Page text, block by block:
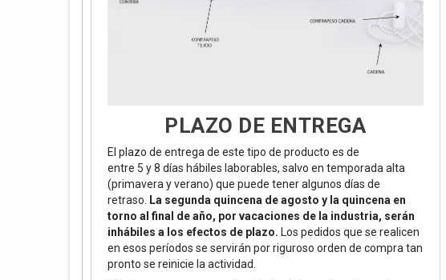
PLAZO DE ENTREGA
El plazo de entrega de este tipo de producto es de
entre 5 y 8 días hábiles laborables, salvo en temporada alta
(primavera y verano) que puede tener algunos días de
retraso.
La segunda quincena de agosto y la quincena en
torno al final de año, por vacaciones de la industria, serán
inhábiles a los efectos de plazo. Los pedidos que se realicen
en esos períodos se servirán por riguroso orden de compra tan
pronto se reinicie la actividad.